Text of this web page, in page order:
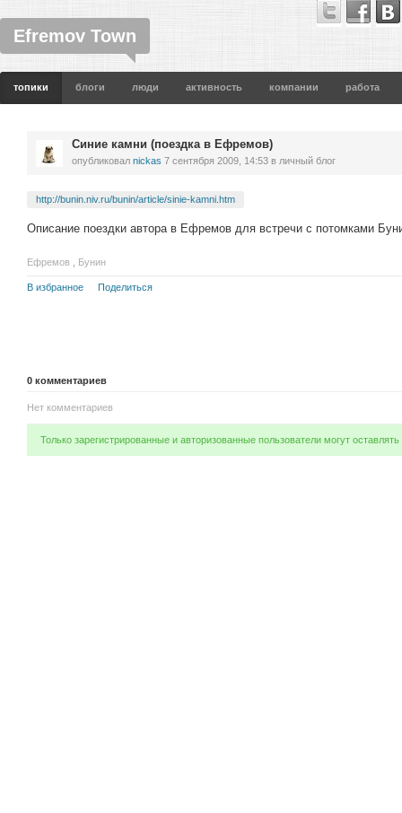
Efremov Town
топики блоги люди активность компании работа
Синие камни (поездка в Ефремов)
опубликовал nickas 7 сентября 2009, 14:53 в личный блог
http://bunin.niv.ru/bunin/article/sinie-kamni.htm
Описание поездки автора в Ефремов для встречи с потомками
Ефремов Бунин
В избранное Поделиться
0 комментариев
Нет комментариев
Только зарегистрированные и авторизованные пользователи могут